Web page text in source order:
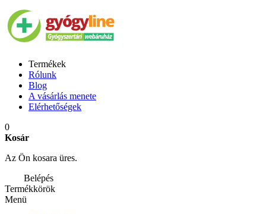
Termékek
Rólunk
Blog
A vásárlás menete
Elérhetőségek
0
Kosár
Az Ön kosara üres.
Belépés
Termékkörök
Menü